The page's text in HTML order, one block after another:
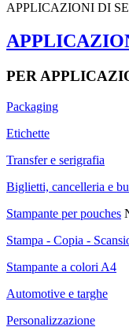
APPLICAZIONI DI
PER
Packaging
Etichette
Transfer e serigrafia
Biglietti, cancelleria e
Stampante per pouches
Stampa - Copia -
Stampante a colori A4
Automotive e targhe
Personalizzazione